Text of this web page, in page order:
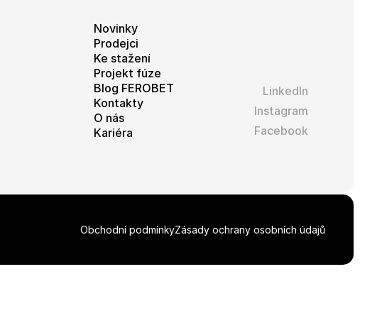
Novinky
Prodejci
Ke stažení
Projekt fúze
Blog FEROBET
Kontakty
O nás
Kariéra
LinkedIn
Instagram
Facebook
Obchodní podmínkyZásady ochrany osobních údajů